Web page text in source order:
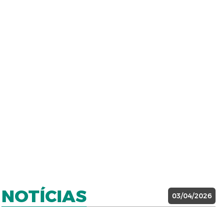
NOTÍCIAS 03/04/2026